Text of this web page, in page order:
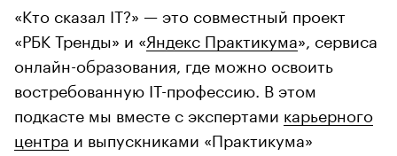
«Кто сказал IT?» — это совместный проект
«РБК Тренды» и «Яндекс Практикума», сервиса
онлайн-образования, где можно освоить
востребованную IT-профессию. В этом
подкасте мы вместе с экспертами карьерного
центра и выпускниками «Практикума»